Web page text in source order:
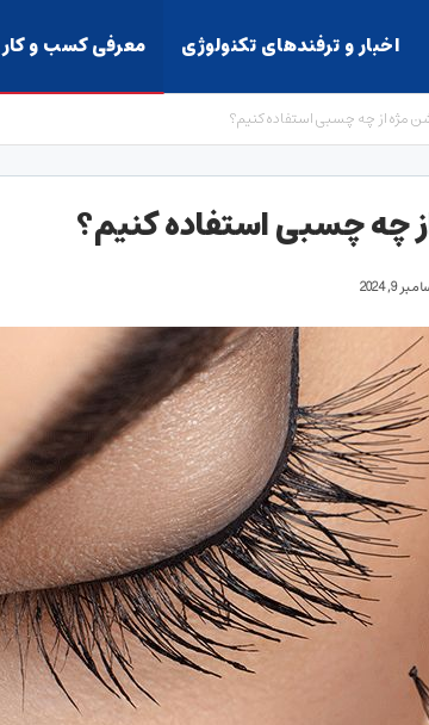
اخبار و ترفندهای تکنولوژی معرفی کسب و کار
مژه از چه چسبی استفاده کنیم؟
چه چسبی استفاده کنیم؟
9, 2024